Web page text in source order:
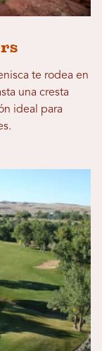
te rodea en
una cresta
ideal para